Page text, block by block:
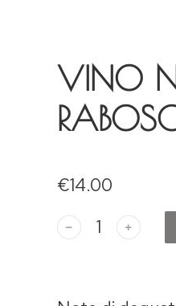
VINO
€14.00
﹣ ﹢